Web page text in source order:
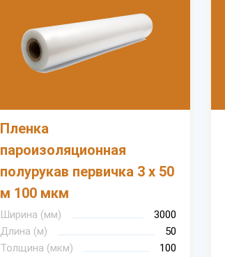
Пленка
пароизоляционная
полурукав первичка 3 х 50
м 100 мкм
Ширина (мм)
3000
Длина (м)
50
Толщина (мкм)
100